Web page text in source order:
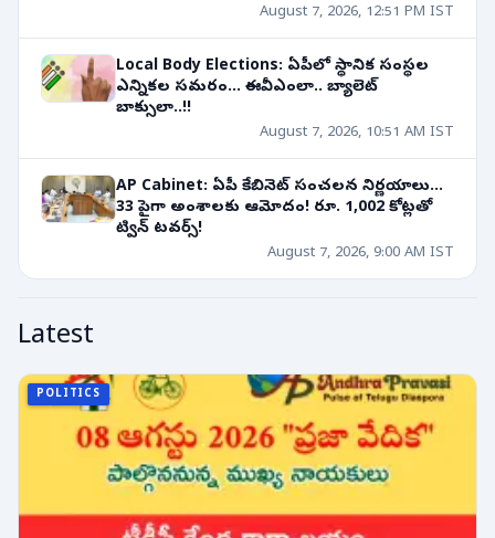
August 7, 2026, 12:51 PM IST
Local Body Elections: ఏపీలో స్థానిక సంస్థల
ఎన్నికల సమరం... ఈవీఎంలా.. బ్యాలెట్
బాక్సులా..!!
August 7, 2026, 10:51 AM IST
AP Cabinet: ఏపీ కేబినెట్ సంచలన నిర్ణయాలు...
33 పైగా అంశాలకు ఆమోదం! రూ. 1,002 కోట్లతో
ట్విన్ టవర్స్!
August 7, 2026, 9:00 AM IST
Latest
POLITICS